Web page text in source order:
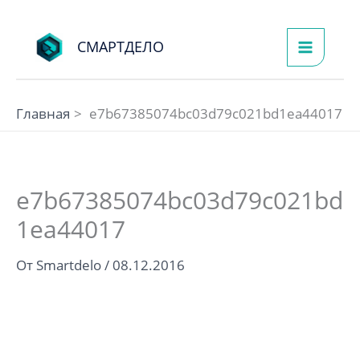
содержимому
СМАРТДЕЛО
Главная e7b67385074bc03d79c021bd1ea44017
e7b67385074bc03d79c021bd
1ea44017
От Smartdelo/08.12.2016